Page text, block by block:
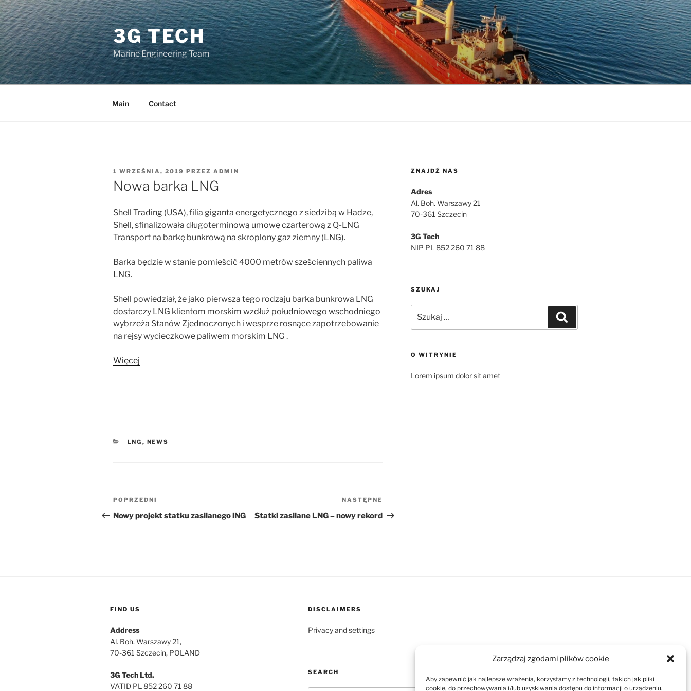
Zarządzaj zgodami plików cookie
Aby zapewnić jak najlepsze wrażenia, korzystamy z technologii, takich jak pliki
cookie, do przechowywania i/lub uzyskiwania dostępu do informacji o urządzeniu.
Przejdź
do
treści
3G TECH
Marine Engineering Team
Main Contact
OPUBLIKOWANE
W
1 WRZEŚNIA, 2019 PRZEZ ADMIN
Nowa barka LNG
Shell Trading (USA), filia giganta energetycznego z siedzibą w Hadze,
Shell, sfinalizowała długoterminową umowę czarterową z Q-LNG
Transport na barkę bunkrową na skroplony gaz ziemny (LNG).
Barka będzie w stanie pomieścić 4000 metrów sześciennych paliwa
LNG.
Shell powiedział, że jako pierwsza tego rodzaju barka bunkrowa LNG
dostarczy LNG klientom morskim wzdłuż południowego wschodniego
wybrzeża Stanów Zjednoczonych i wesprze rosnące zapotrzebowanie
na rejsy wycieczkowe paliwem morskim LNG .
Więcej
KATEGORIE
LNG , NEWS
Nawigacja
wpisu
Poprzedni
wpis
POPRZEDNI
Nowy projekt statku zasilanego lNG
wpis
NASTĘPNE
Statki zasilane LNG – nowy rekord
ZNAJDŹ NAS
Adres
Al. Boh. Warszawy 21
70-361 Szczecin
3G Tech
NIP PL 852 260 71 88
SZUKAJ
O WITRYNIE
Lorem ipsum dolor sit amet
FIND US
Address
Al. Boh. Warszawy 21,
70-361 Szczecin, POLAND
3G Tech Ltd.
VATID PL 852 260 71 88
DISCLAIMERS
Privacy and settings
SEARCH